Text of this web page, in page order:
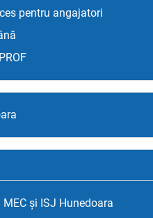
pentru angajatori
și ISJ Hunedoara